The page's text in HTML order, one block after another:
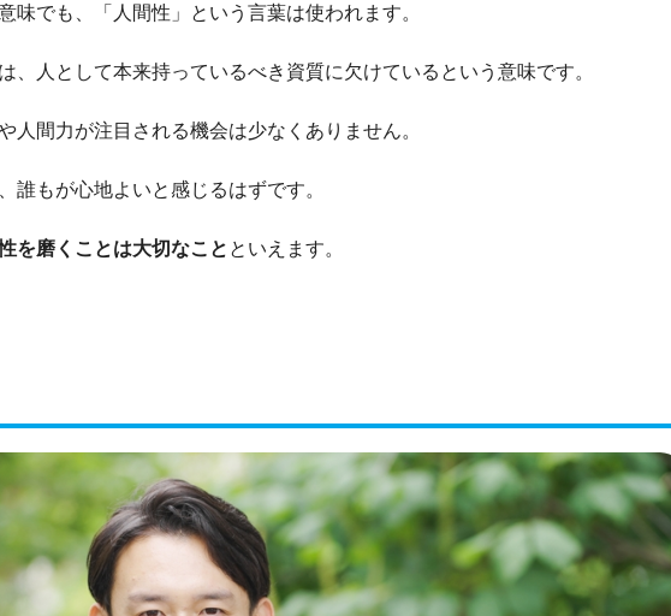
味でも、「人間性」という言葉は使われます。
、人として本来持っているべき資質に欠けているという意味です。
人間力が注目される機会は少なくありません。
誰もが心地よいと感じるはずです。
を磨くことは大切なこと といえます。